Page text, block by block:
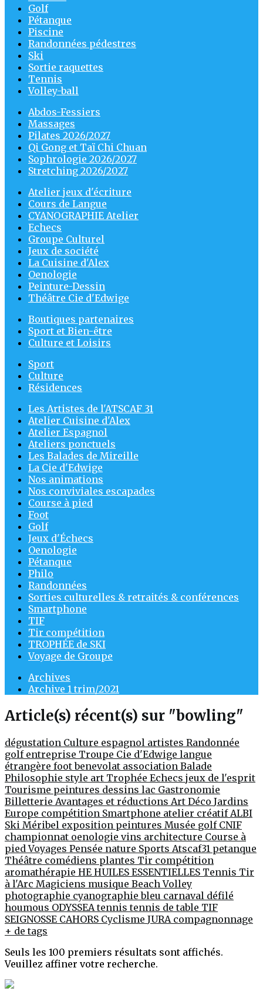
Golf
Pétanque
Piscine
Randonnées pédestres
Ski
Sortie raquettes
Tennis
Volley-ball
Abdos-Fessiers
Massages
Pilates 2026/2027
Qi Gong et Taï Chi Chuan
Sophrologie 2026/2027
Stretching 2026/2027
Atelier jeux d'écriture
Cours de Langue
CYANOGRAPHIE Atelier
Echecs
Groupe Culturel
Jeux de société
La Cuisine d'Alex
Oenologie
Peinture-Dessin
Théâtre Cie d'Edwige
Boutiques partenaires
Sport et Bien-être
Culture et Loisirs
Sport
Culture
Résidences
Les Artistes de l'ATSCAF 31
Atelier Cuisine d'Alex
Atelier Espagnol
Ateliers ponctuels
Les Balades de Mireille
La Cie d'Edwige
Nos animations
Nos conviviales escapades
Course à pied
Foot
Golf
Jeux d'Échecs
Oenologie
Pétanque
Philo
Randonnées
Sorties culturelles & retraités & conférences
Smartphone
TIF
Tir compétition
TROPHÉE de SKI
Voyage de Groupe
Archives
Archive 1 trim/2021
Article(s) récent(s) sur "bowling"
dégustation Culture espagnol artistes Randonnée
golf entreprise Troupe Cie d'Edwige langue
étrangère footbenevolat association Balade
Philosophie style art Trophée Echecs jeux de l'esprit
Tourisme peintures dessins lac Gastronomie
Billetterie Avantages et réductions Art Déco Jardins
Europe compétition Smartphone atelier créatif ALBI
Ski Méribel exposition peintures Musée golf CNIF
championnat oenologie vins architecture Course à
piedVoyages Pensée nature Sports Atscaf31 petanque
Théâtre comédiens plantes Tir compétition
aromathérapie HE HUILES ESSENTIELLES Tennis Tir
à l'Arc Magiciens musique Beach Volley
photographie cyanographiebleu carnaval défilé
houmous ODYSSEAtennistennis de table TIF
SEIGNOSSE CAHORS Cyclisme JURA compagnonnage
+ de tags
Seuls les 100 premiers résultats sont affichés.
Veuillez affiner votre recherche.